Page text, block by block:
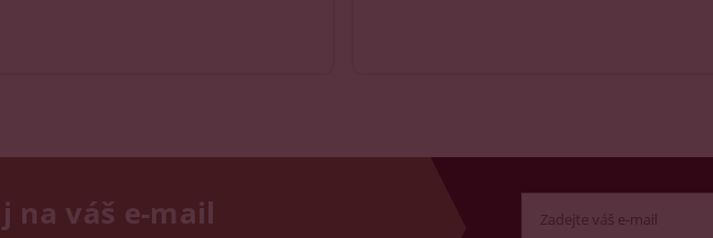
na váš e-mail